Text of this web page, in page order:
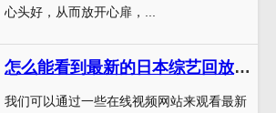
心头好，从而放开心扉，...
怎么能看到最新的日本综艺回放？这篇文章告诉你技巧
我们可以通过一些在线视频网站来观看最新